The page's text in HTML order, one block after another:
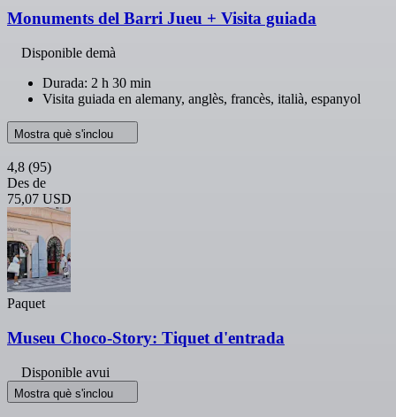
Monuments del Barri Jueu + Visita guiada
Disponible demà
Durada: 2 h 30 min
Visita guiada en alemany, anglès, francès, italià, espanyol
Mostra què s'inclou
4,8 (95)
Des de
75,07 USD
Paquet
Museu Choco-Story: Tiquet d'entrada
Disponible avui
Mostra què s'inclou